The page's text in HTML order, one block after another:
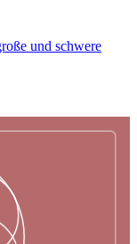
und schwere